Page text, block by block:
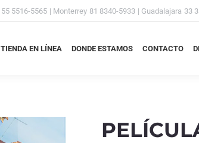
55 5516-5565 | Monterrey 81 8340-5933 | Guadalajara 33
TIENDA EN LÍNEA DONDE ESTAMOS CONTACTO